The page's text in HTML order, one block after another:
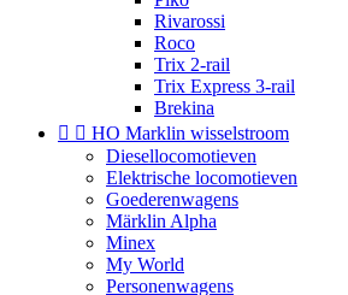
Rivarossi
Roco
Trix 2-rail
Trix Express 3-rail
Brekina
  HO Marklin wisselstroom
Diesellocomotieven
Elektrische locomotieven
Goederenwagens
Märklin Alpha
Minex
My World
Personenwagens